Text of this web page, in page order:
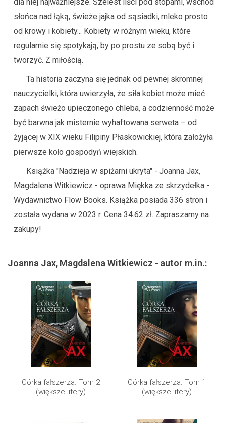
słońca nad łąką, świeże jajka od sąsiadki, mleko prosto
od krowy i kobiety... Kobiety w różnym wieku, które
regularnie się spotykają, by po prostu ze sobą być i
tworzyć. Z miłością.
Ta historia zaczyna się jednak od pewnej skromnej
nauczycielki, która uwierzyła, że siła kobiet może mieć
zapach świeżo upieczonego chleba, a codzienność może
być barwna jak misternie wyhaftowana serweta – od
żyjącej w XIX wieku Filipiny Płaskowickiej, która założyła
pierwsze koło gospodyń wiejskich.
Książka "Nadzieja w spiżarni ukryta" - Joanna Jax,
Magdalena Witkiewicz - oprawa Miękka ze skrzydełka -
Wydawnictwo Flow Books. Książka posiada 336 stron i
została wydana w 2023 r. Cena 34.62 zł. Zapraszamy na
zakupy!
Joanna Jax, Magdalena Witkiewicz - autor m.in.:
Córka fałszerza. Tom 2
(większe litery)
Córka fałszerza. Tom 1
(większe litery)